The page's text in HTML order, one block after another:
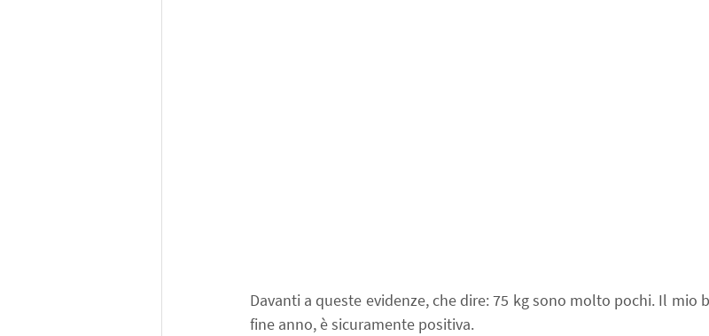
Davanti a queste evidenze, che dire: 75 kg sono molto pochi. Il mio
fine anno, è sicuramente positiva.